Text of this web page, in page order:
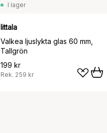
I lager
Iittala
Valkea ljuslykta glas 60 mm,
Tallgrön
199 kr
Rek. 259 kr